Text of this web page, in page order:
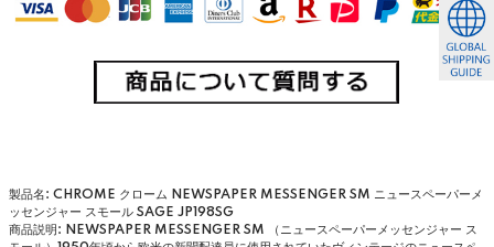
製品名: CHROME クローム NEWSPAPER MESSENGER SM ニュースペーパーメ
ッセンジャー スモール SAGE JP198SG
商品説明: NEWSPAPER MESSENGER SM （ニュースペーパーメッセンジャー ス